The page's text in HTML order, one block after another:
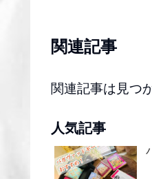
関連記事
関連記事は見つ
人気記事